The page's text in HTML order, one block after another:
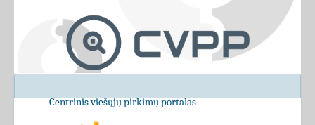
Centrinis viešųjų pirkimų portalas